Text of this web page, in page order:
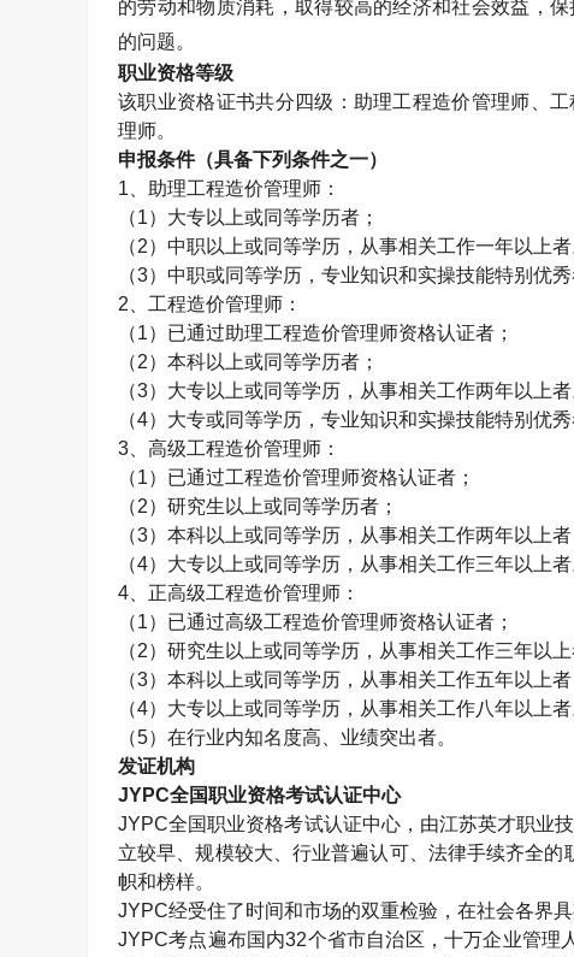
的劳动和物质消耗，取得较高的经济和社会效益，
的问题。
职业资格等级
该职业资格证书共分四级：助理工程造价管理师、
理师。
申报条件（具备下列条件之一）
1 、助理工程造价管理师：
（1）大专以上或同等学历者；
（2）中职以上或同等学历，从事相关工作一年以上者
（3）中职或同等学历，专业知识和实操技能特别优秀
2 、工程造价管理师：
（1）已通过助理工程造价管理师资格认证者；
（2）本科以上或同等学历者；
（3）大专以上或同等学历，从事相关工作两年以上者
（4）大专或同等学历，专业知识和实操技能特别优秀
3 、高级工程造价管理师：
（1）已通过工程造价管理师资格认证者；
（2）研究生以上或同等学历者；
（3）本科以上或同等学历，从事相关工作两年以上者
（4）大专以上或同等学历，从事相关工作三年以上者
4 、正高级工程造价管理师：
（1）已通过高级工程造价管理师资格认证者；
（2）研究生以上或同等学历，从事相关工作三年以上
（3）本科以上或同等学历，从事相关工作五年以上者
（4）大专以上或同等学历，从事相关工作八年以上者
（5）在行业内知名度高、业绩突出者。
发证机构
JYPC全国职业资格考试认证中心
JYPC全国职业资格考试认证中心，由江苏英才职业
立较早、规模较大、行业普遍认可、法律手续齐全的
帜和榜样。
JYPC经受住了时间和市场的双重检验，在社会各界具
JYPC考点遍布国内32个省市自治区，十万企业管理